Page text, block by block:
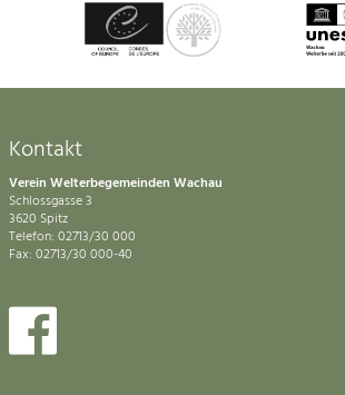
Kontakt
Verein Welterbegemeinden Wachau
Schlossgasse 3
3620 Spitz
Telefon: 02713/30 000
Fax: 02713/30 000-40